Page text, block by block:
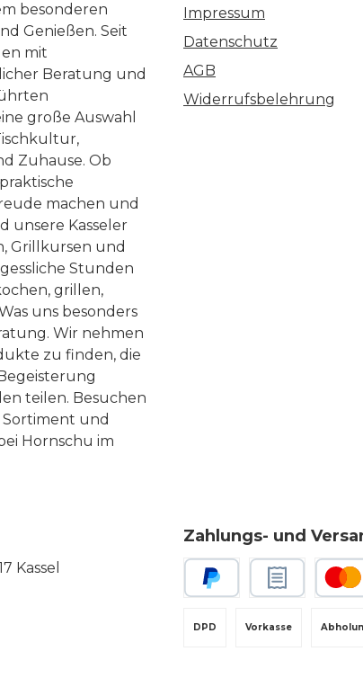
besonderen
Genießen. Seit
mit
Beratung und
große Auswahl
Zuhause. Ob
machen und
unsere Kasseler
Grillkursen und
Stunden
grillen,
uns besonders
Wir nehmen
zu finden, die
teilen. Besuchen
Sortiment und
Hornschu im
Impressum
Datenschutz
AGB
Widerrufsbelehrung
Kassel
Zahlungs- und
Vorkasse
DPD